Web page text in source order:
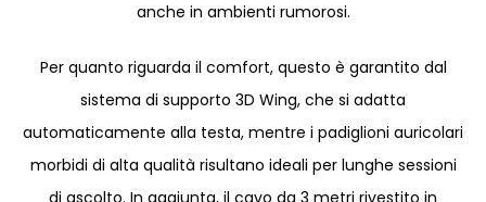
anche in ambienti rumorosi.
Per quanto riguarda il comfort, questo è garantito dal
sistema di supporto 3D Wing, che si adatta
automaticamente alla testa, mentre i padiglioni auricolari
morbidi di alta qualità risultano ideali per lunghe sessioni